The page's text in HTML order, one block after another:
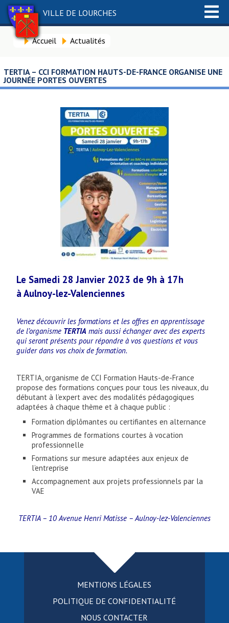
VILLE DE LOURCHES
Accueil Actualités
TERTIA – CCI FORMATION HAUTS-DE-FRANCE ORGANISE UNE
JOURNÉE PORTES OUVERTES
Le Samedi 28 Janvier 2023 de 9h à 17h
à Aulnoy-lez-Valenciennes
Venez découvrir les formations et les offres en apprentissage
de l’organisme TERTIA mais aussi échanger avec des experts
qui seront présents pour répondre à vos questions et vous
guider dans vos choix de formation.
TERTIA, organisme de CCI Formation Hauts-de-France
propose des formations conçues pour tous les niveaux, du
débutant à l’expert avec des modalités pédagogiques
adaptées à chaque thème et à chaque public :
Formation diplômantes ou certifiantes en alternance
Programmes de formations courtes à vocation
professionnelle
Formations sur mesure adaptées aux enjeux de
l’entreprise
Accompagnement aux projets professionnels par la
VAE
TERTIA – 10 Avenue Henri Matisse – Aulnoy-lez-Valenciennes
MENTIONS LÉGALES
POLITIQUE DE CONFIDENTIALITÉ
NOUS CONTACTER